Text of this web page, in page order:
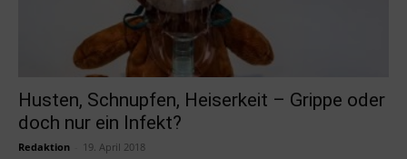
Husten, Schnupfen, Heiserkeit – Grippe oder
doch nur ein Infekt?
Redaktion 19. April 2018